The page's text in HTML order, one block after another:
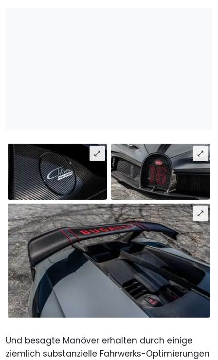
Und besagte Manöver erhalten durch einige
ziemlich substanzielle Fahrwerks-Optimierungen